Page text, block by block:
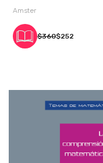
Amster
$360$252